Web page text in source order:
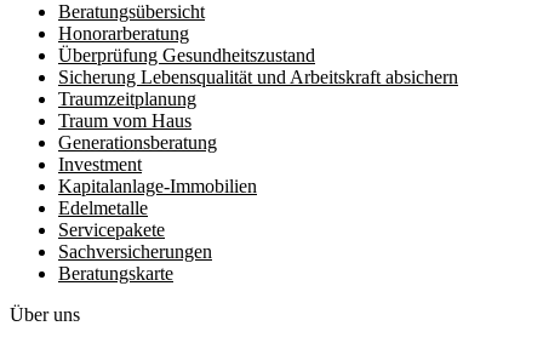
Beratungsübersicht
Honorar­beratung
Überprüfung Gesundheits­zustand
Sicherung Lebensqualität und Arbeitskraft absichern
Traumzeit­planung
Traum vom Haus
Generationsberatung
Investment
Kapitalanlage-Immobilien
Edelmetalle
Servicepakete
Sachversicherungen
Beratungskarte
Über uns